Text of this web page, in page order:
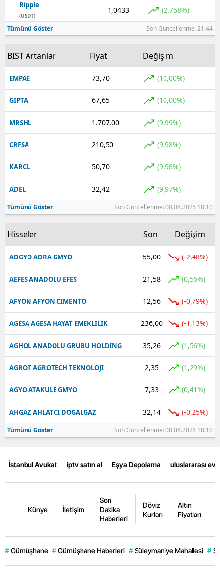
Karaman
Kırıkkale
Batman
Iğdır
Yalova
Karabük
Kilis
Osmaniye
Ripple
(USDT)
1,0433 (2.758%)
Tümünü Göster Son Güncellenme: 21:44
BIST Artanlar Fiyat Değişim
EMPAE 73,70 (10,00%)
GIPTA 67,65 (10,00%)
MRSHL 1.707,00 (9,99%)
CRFSA 210,50 (9,98%)
KARCL 50,70 (9,98%)
ADEL 32,42 (9,97%)
Tümünü Göster Son Güncellenme: 08.08.2026 18:10
Hisseler Son Değişim
ADGYO ADRA GMYO 55,00 (-2,48%)
AEFES ANADOLU EFES 21,58 (0,56%)
AFYON AFYON CIMENTO 12,56 (-0,79%)
AGESA AGESA HAYAT EMEKLILIK 236,00 (-1,13%)
AGHOL ANADOLU GRUBU HOLDING 35,26 (1,56%)
AGROT AGROTECH TEKNOLOJI 2,35 (1,29%)
AGYO ATAKULE GMYO 7,33 (0,41%)
AHGAZ AHLATCI DOGALGAZ 32,14 (-0,25%)
Tümünü Göster Son Güncellenme: 08.08.2026 18:10
İstanbul Avukat iptv satın al Eşya Depolama uluslararası
Künye İletişim
Son
Dakika
Haberleri
Döviz
Kurları
Altın
Fiyatları
# Gümüşhane # Gümüşhane Haberleri # Süleymaniye Mahallesi #